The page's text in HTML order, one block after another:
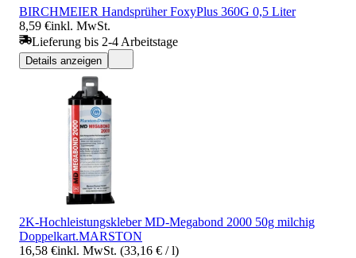
BIRCHMEIER Handsprüher FoxyPlus 360G 0,5 Liter
8,59 €inkl. MwSt.
Lieferung bis 2-4 Arbeitstage
Details anzeigen
2K-Hochleistungskleber MD-Megabond 2000 50g milchig
Doppelkart.MARSTON
16,58 €inkl. MwSt. (33,16 € / l)